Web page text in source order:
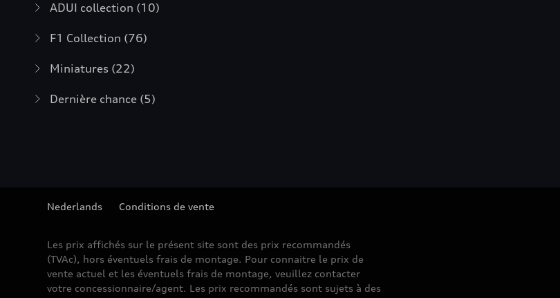
ADUI collection (10)
F1 Collection (76)
Miniatures (22)
Dernière chance (5)
Nederlands Conditions de vente
Les prix affichés sur le présent site sont des prix recommandés
(TVAc), hors éventuels frais de montage. Pour connaitre le prix de
vente actuel et les éventuels frais de montage, veuillez contacter
votre concessionnaire/agent. Les prix recommandés sont sujets à des